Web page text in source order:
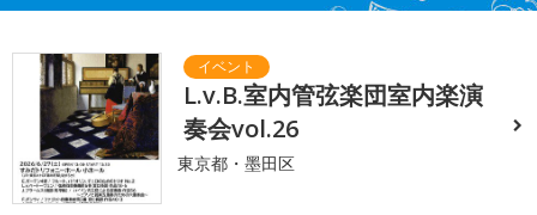
L.v.B.室内管弦楽団室内楽演
奏会vol.26
東京都・墨田区